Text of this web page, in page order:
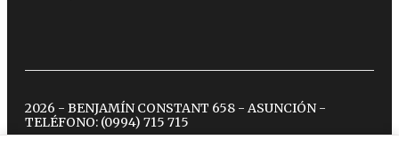
2026 - BENJAMÍN CONSTANT 658 - ASUNCIÓN -
TELÉFONO: (0994) 715 715